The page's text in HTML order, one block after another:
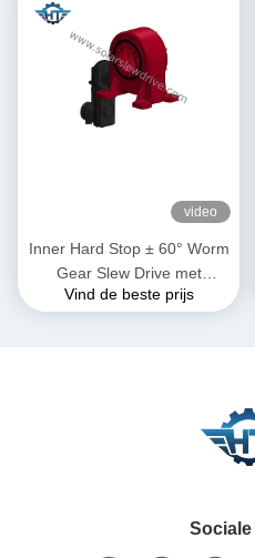
video
Inner Hard Stop ± 60° Worm
Gear Slew Drive met
zelfvergrendeling en precisie
Vind de beste prijs